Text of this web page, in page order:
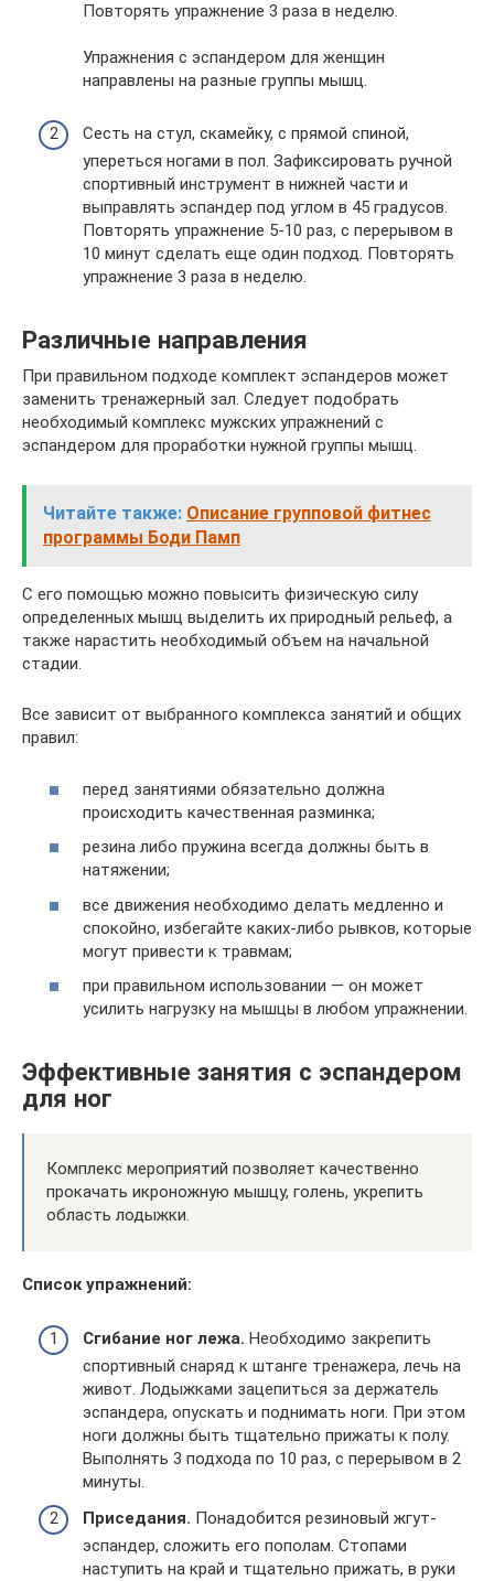
Повторять упражнение 3 раза в неделю.
Упражнения с эспандером для женщин
направлены на разные группы мышц.
Сесть на стул, скамейку, с прямой спиной,
упереться ногами в пол. Зафиксировать ручной
спортивный инструмент в нижней части и
выправлять эспандер под углом в 45 градусов.
Повторять упражнение 5-10 раз, с перерывом в
10 минут сделать еще один подход. Повторять
упражнение 3 раза в неделю.
Различные направления
При правильном подходе комплект эспандеров может
заменить тренажерный зал. Следует подобрать
необходимый комплекс мужских упражнений с
эспандером для проработки нужной группы мышц.
Читайте также: Описание групповой фитнес
программы Боди Памп
С его помощью можно повысить физическую силу
определенных мышц выделить их природный рельеф, а
также нарастить необходимый объем на начальной
стадии.
Все зависит от выбранного комплекса занятий и общих
правил:
перед занятиями обязательно должна
происходить качественная разминка;
резина либо пружина всегда должны быть в
натяжении;
все движения необходимо делать медленно и
спокойно, избегайте каких-либо рывков, которые
могут привести к травмам;
при правильном использовании — он может
усилить нагрузку на мышцы в любом упражнении.
Эффективные занятия с эспандером
для ног
Комплекс мероприятий позволяет качественно
прокачать икроножную мышцу, голень, укрепить
область лодыжки.
Список упражнений:
Сгибание ног лежа. Необходимо закрепить
спортивный снаряд к штанге тренажера, лечь на
живот. Лодыжками зацепиться за держатель
эспандера, опускать и поднимать ноги. При этом
ноги должны быть тщательно прижаты к полу.
Выполнять 3 подхода по 10 раз, с перерывом в 2
минуты.
Приседания. Понадобится резиновый жгут-
эспандер, сложить его пополам. Стопами
наступить на край и тщательно прижать, в руки